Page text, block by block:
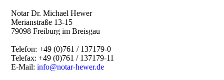
Notar Dr. Michael Hewer
Merianstraße 13-15
79098 Freiburg im Breisgau
Telefon: +49 (0)761 / 137179-0
Telefax:+49 (0)761 / 137179-11
E-Mail:info@notar-hewer.de